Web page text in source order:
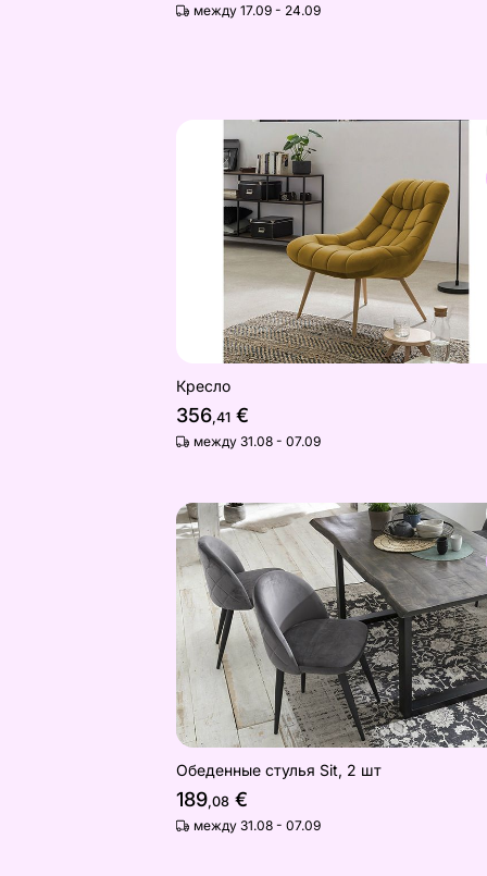
между 17.09 - 24.09
Кресло
Найдите похожие
Кресло
356,41 €
между 31.08 - 07.09
Обеденные стулья Sit, 2 шт
Найдите похожие
Обеденные стулья Sit, 2 шт
189,08 €
между 31.08 - 07.09